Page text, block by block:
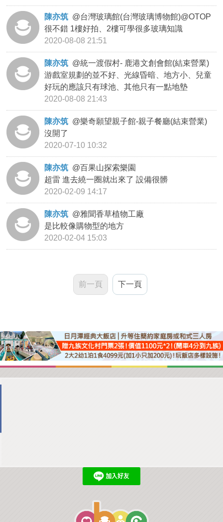
陳亦筑 @台灣玻璃館(台灣玻璃博物館)@OTOP
很不錯 1樓好拍、2樓可學很多玻璃知識
2020-08-08 21:51
陳亦筑 @統一渡假村- 鹿港文創會館(結束營業)
游戲室規劃的並不好、光線昏暗、地方小、兒童
好玩的應該只有球池、其他只有一點地墊
2020-08-08 21:43
陳亦筑 @樂奇願望親子館-親子餐廳(結束營業)
沒開了
2020-07-10 10:32
陳亦筑 @百果山探索樂園
超雷 進去繞一圈就出來了 設備很髒
2020-02-09 14:17
陳亦筑 @雅聞香草植物工廠
是比較像購物型的地方
2020-02-04 15:03
前一頁 下一頁